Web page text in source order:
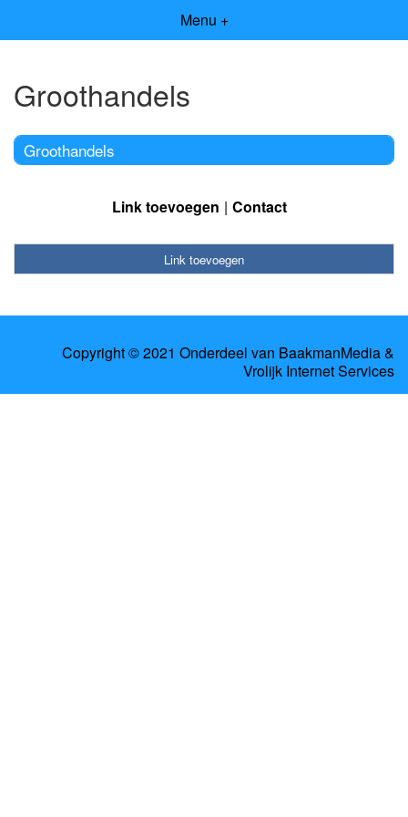
Menu +
Groothandels
Groothandels
Link toevoegen Contact
Link toevoegen
Copyright © 2021 Onderdeel van BaakmanMedia&
Vrolijk Internet Services